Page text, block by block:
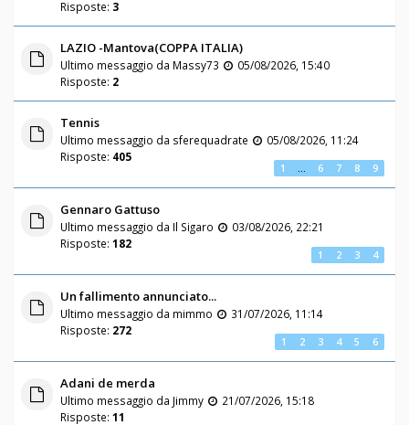
Risposte: 3
LAZIO -Mantova(COPPA ITALIA)
Ultimo messaggio da Massy73
05/08/2026, 15:40
Risposte: 2
Tennis
Ultimo messaggio da sferequadrate
05/08/2026, 11:24
Risposte: 405
1 6 7 8 9
Gennaro Gattuso
Ultimo messaggio da Il Sigaro
03/08/2026, 22:21
Risposte: 182
1 2 3 4
Un fallimento annunciato...
Ultimo messaggio da mimmo
31/07/2026, 11:14
Risposte: 272
1 2 3 4 5 6
Adani de merda
Ultimo messaggio da Jimmy
21/07/2026, 15:18
Risposte: 11